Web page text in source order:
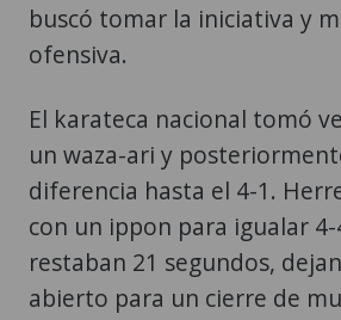
buscó tomar la iniciativa y
ofensiva.
El karateca nacional tomó
un waza-ari y
diferencia hasta el 4-1.
con un ippon para igualar
restaban 21 segundos,
abierto para un cierre de